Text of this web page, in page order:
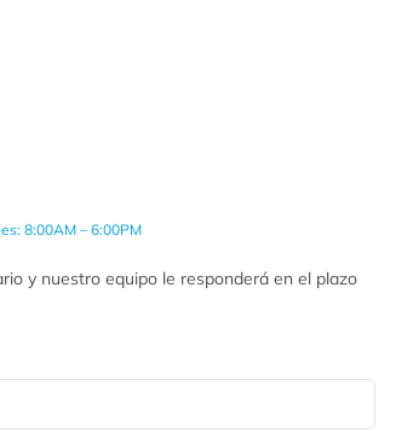
8:00AM – 6:00PM
y nuestro equipo le responderá en el plazo